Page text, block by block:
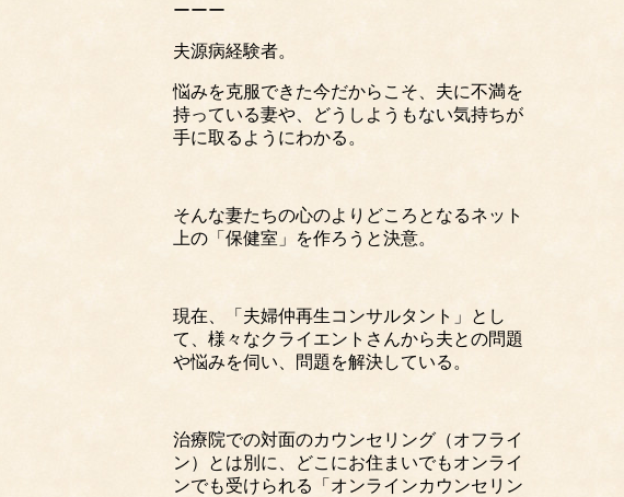
ーーー
夫源病経験者。
悩みを克服できた今だからこそ、夫に不満を
持っている妻や、どうしようもない気持ちが
手に取るようにわかる。
そんな妻たちの心のよりどころとなるネット
上の「保健室」を作ろうと決意。
現在、「夫婦仲再生コンサルタント」とし
て、様々なクライエントさんから夫との問題
や悩みを伺い、問題を解決している。
治療院での対面のカウンセリング（オフライ
ン）とは別に、どこにお住まいでもオンライ
ンでも受けられる「オンラインカウンセリン